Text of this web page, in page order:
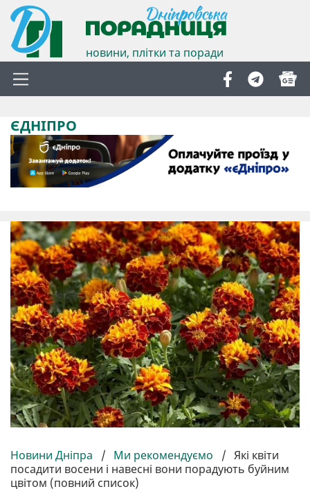
новини, плітки та поради
ЄДНІПРО
Новини Дніпра / Ми рекомендуємо / Які квіти
посадити восени і навесні вони порадують буйним
цвітом (повний список)